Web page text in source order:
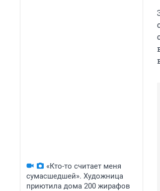
«Кто-то считает меня
сумасшедшей». Художница
приютила дома 200 жирафов